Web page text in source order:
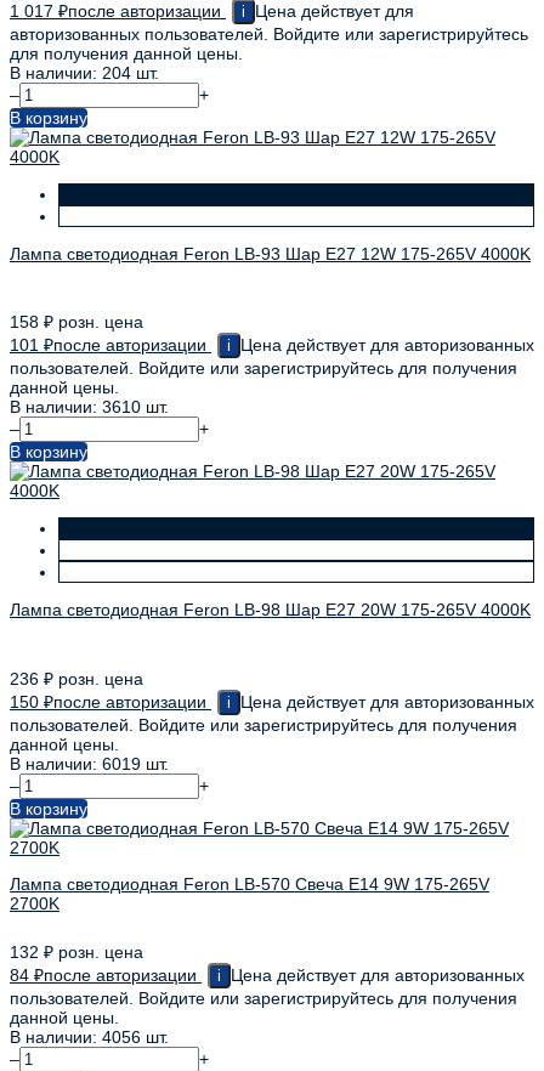
1 017 ₽после авторизации i
Цена действует для
авторизованных пользователей. Войдите или зарегистрируйтесь
для получения данной цены.
В наличии: 204 шт.
–
+
В корзину
Лампа светодиодная Feron LB-93 Шар E27 12W 175-265V 4000K
158 ₽ розн. цена
101 ₽после авторизации i
Цена действует для авторизованных
пользователей. Войдите или зарегистрируйтесь для получения
данной цены.
В наличии: 3610 шт.
–
+
В корзину
Лампа светодиодная Feron LB-98 Шар E27 20W 175-265V 4000K
236 ₽ розн. цена
150 ₽после авторизации i
Цена действует для авторизованных
пользователей. Войдите или зарегистрируйтесь для получения
данной цены.
В наличии: 6019 шт.
–
+
В корзину
Лампа светодиодная Feron LB-570 Свеча E14 9W 175-265V
2700K
132 ₽ розн. цена
84 ₽после авторизации i
Цена действует для авторизованных
пользователей. Войдите или зарегистрируйтесь для получения
данной цены.
В наличии: 4056 шт.
–
+